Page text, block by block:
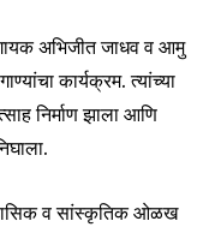
of
अभिजीत जाधव व आमु
कार्यक्रम. त्यांच्या
निर्माण झाला आणि
व सांस्कृतिक ओळख